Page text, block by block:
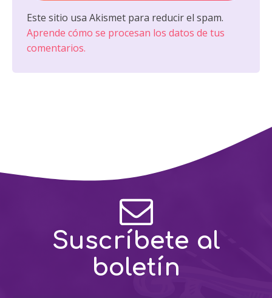
Este sitio usa Akismet para reducir el spam.
Aprende cómo se procesan los datos de tus
comentarios.
Suscríbete al
boletín